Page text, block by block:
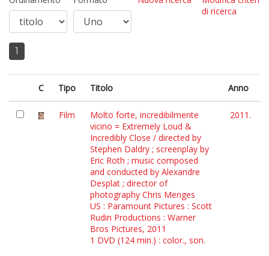
di ricerca
1
C Tipo Titolo Anno
Film
Molto forte, incredibilmente
vicino = Extremely Loud &
Incredibly Close / directed by
Stephen Daldry ; screenplay by
Eric Roth ; music composed
and conducted by Alexandre
Desplat ; director of
photography Chris Menges
US : Paramount Pictures : Scott
Rudin Productions : Warner
Bros Pictures, 2011
1 DVD (124 min.) : color., son.
2011.